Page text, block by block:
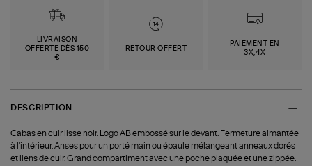
LIVRAISON
OFFERTE DÈS 150
€
RETOUR OFFERT
PAIEMENT EN
3X,4X
DESCRIPTION
Cabas en cuir lisse noir. Logo AB embossé sur le devant. Fermeture aimantée
à l'intérieur. Anses pour un porté main ou épaule mélangeant anneaux dorés
et liens de cuir. Grand compartiment avec une poche plaquée et une zippée.